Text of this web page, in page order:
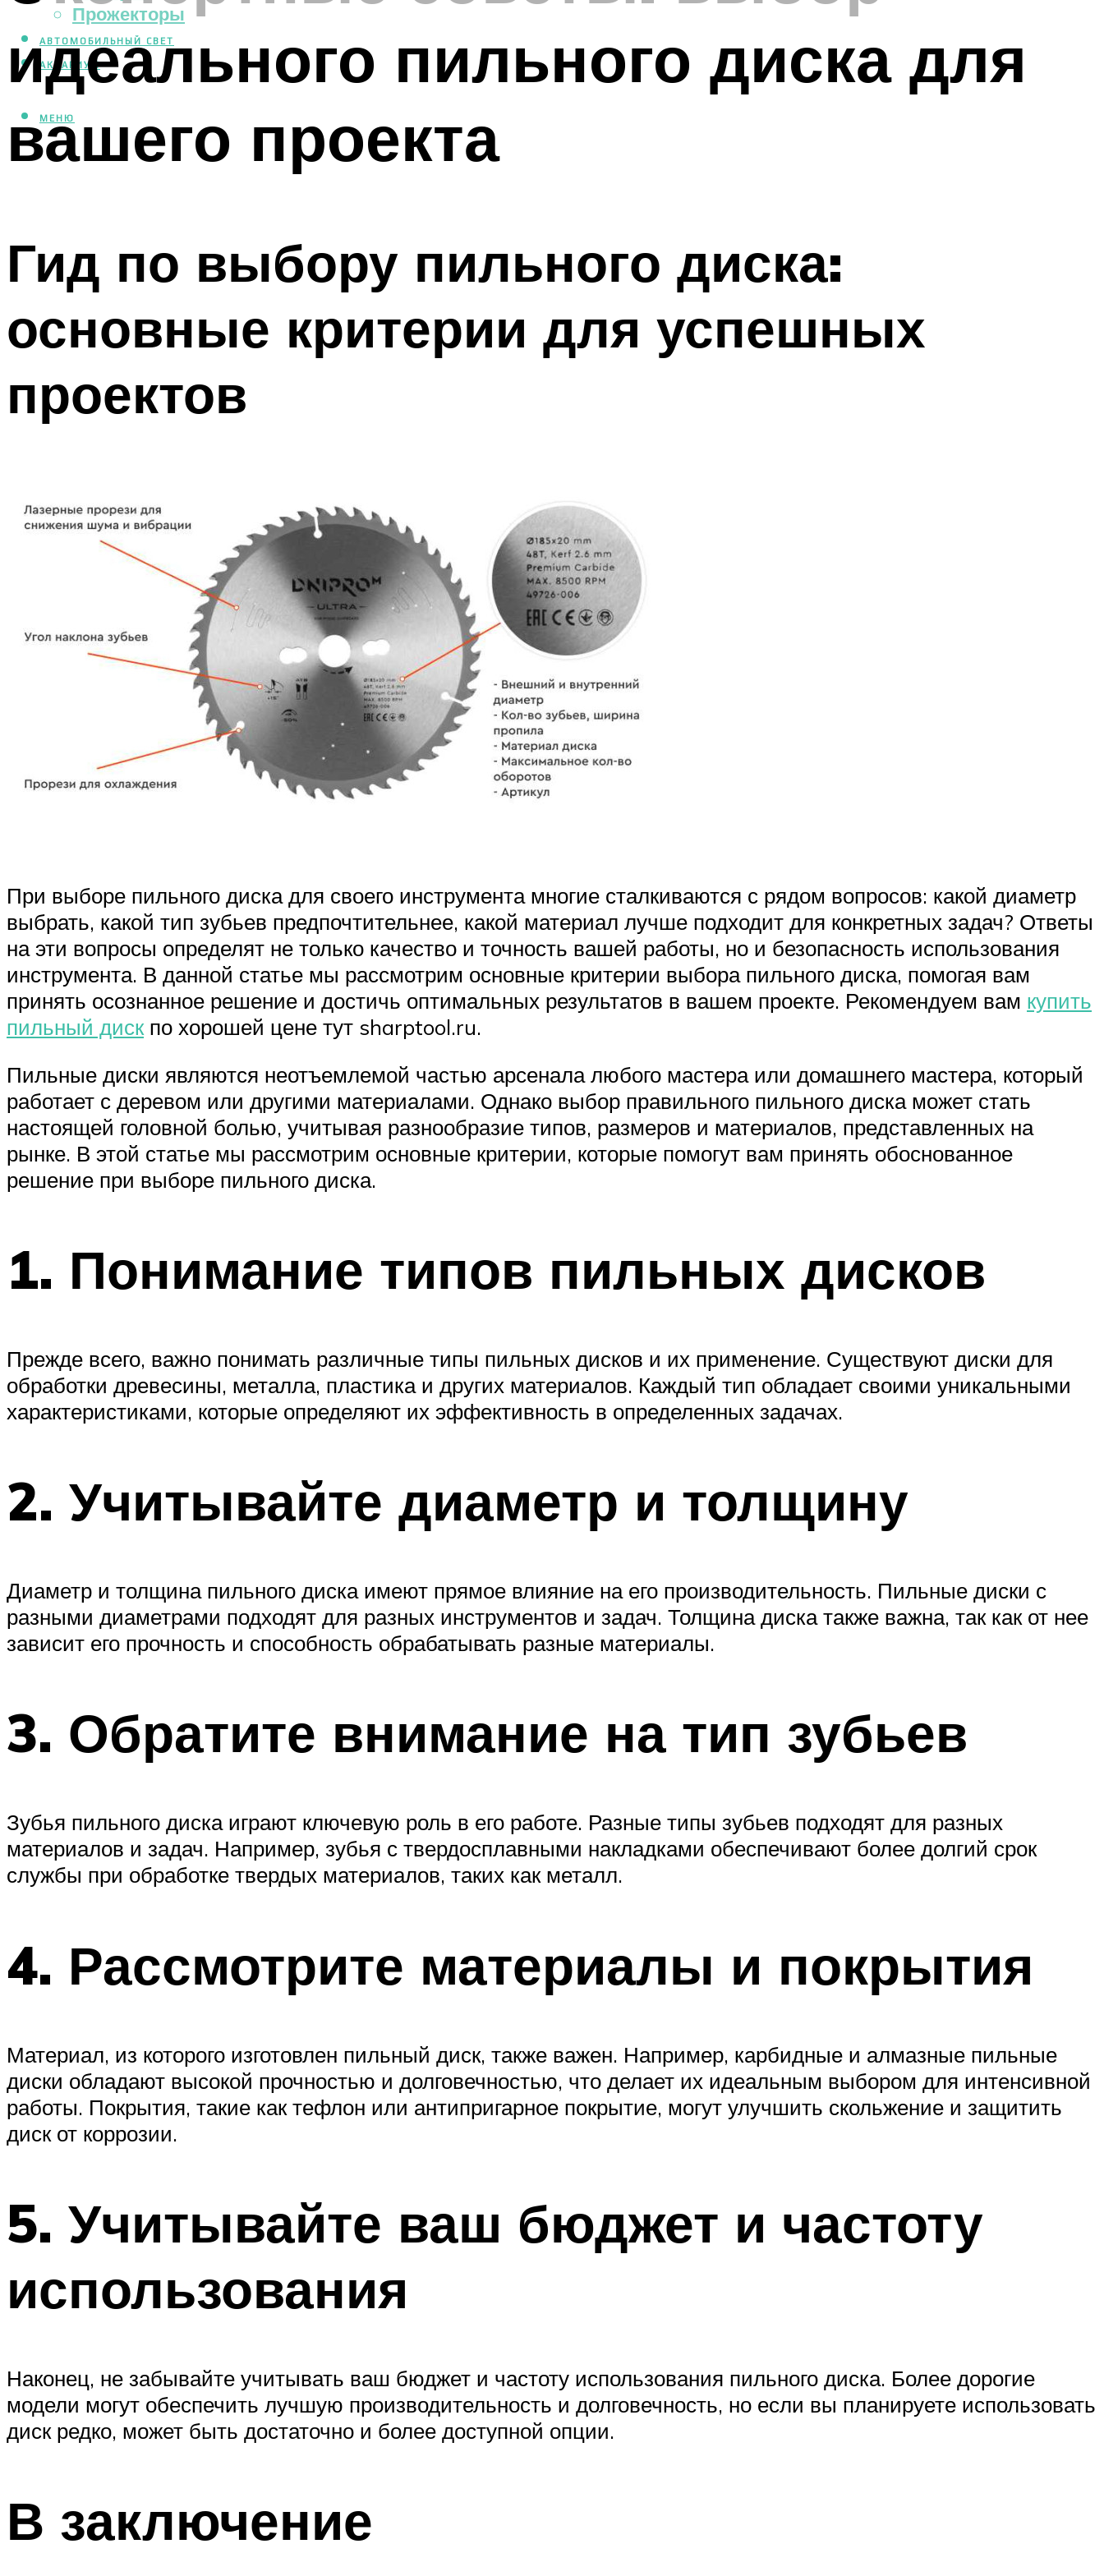
Прожекторы
АВТОМОБИЛЬНЫЙ СВЕТ
АКВАРИУМ
МЕНЮ
идеального пильного диска для
вашего проекта
Гид по выбору пильного диска:
основные критерии для успешных
проектов
При выборе пильного диска для своего инструмента многие сталкиваются с рядом вопросов: какой диаметр
выбрать, какой тип зубьев предпочтительнее, какой материал лучше подходит для конкретных задач? Ответы
на эти вопросы определят не только качество и точность вашей работы, но и безопасность использования
инструмента. В данной статье мы рассмотрим основные критерии выбора пильного диска, помогая вам
принять осознанное решение и достичь оптимальных результатов в вашем проекте. Рекомендуем вам купить
пильный диск по хорошей цене тут sharptool.ru.
Пильные диски являются неотъемлемой частью арсенала любого мастера или домашнего мастера, который
работает с деревом или другими материалами. Однако выбор правильного пильного диска может стать
настоящей головной болью, учитывая разнообразие типов, размеров и материалов, представленных на
рынке. В этой статье мы рассмотрим основные критерии, которые помогут вам принять обоснованное
решение при выборе пильного диска.
1. Понимание типов пильных дисков
Прежде всего, важно понимать различные типы пильных дисков и их применение. Существуют диски для
обработки древесины, металла, пластика и других материалов. Каждый тип обладает своими уникальными
характеристиками, которые определяют их эффективность в определенных задачах.
2. Учитывайте диаметр и толщину
Диаметр и толщина пильного диска имеют прямое влияние на его производительность. Пильные диски с
разными диаметрами подходят для разных инструментов и задач. Толщина диска также важна, так как от нее
зависит его прочность и способность обрабатывать разные материалы.
3. Обратите внимание на тип зубьев
Зубья пильного диска играют ключевую роль в его работе. Разные типы зубьев подходят для разных
материалов и задач. Например, зубья с твердосплавными накладками обеспечивают более долгий срок
службы при обработке твердых материалов, таких как металл.
4. Рассмотрите материалы и покрытия
Материал, из которого изготовлен пильный диск, также важен. Например, карбидные и алмазные пильные
диски обладают высокой прочностью и долговечностью, что делает их идеальным выбором для интенсивной
работы. Покрытия, такие как тефлон или антипригарное покрытие, могут улучшить скольжение и защитить
диск от коррозии.
5. Учитывайте ваш бюджет и частоту
использования
Наконец, не забывайте учитывать ваш бюджет и частоту использования пильного диска. Более дорогие
модели могут обеспечить лучшую производительность и долговечность, но если вы планируете использовать
диск редко, может быть достаточно и более доступной опции.
В заключение